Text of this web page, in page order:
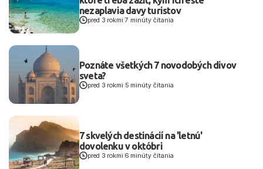
nezaplavia davy turistov
pred 3 rokmi |7 minúty čítania
Poznáte všetkých 7 novodobých divov
sveta?
pred 3 rokmi 5 minúty čítania
7 skvelých destinácií na 'letnú'
dovolenku v októbri
pred 3 rokmi 6 minúty čítania